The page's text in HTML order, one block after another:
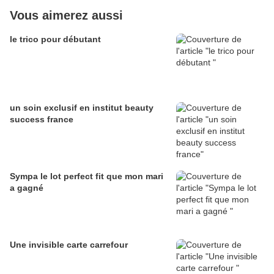
Vous aimerez aussi
le trico pour débutant
un soin exclusif en institut beauty
success france
Sympa le lot perfect fit que mon mari
a gagné
Une invisible carte carrefour